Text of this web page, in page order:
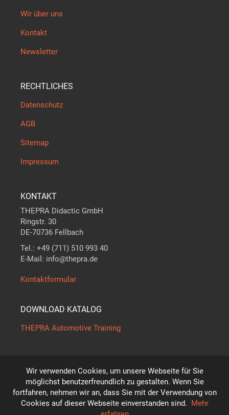
Wir verwenden Cookies, um unsere Webseite für Sie
möglichst benutzerfreundlich zu gestalten. Wenn Sie
fortfahren, nehmen wir an, dass Sie mit der Verwendung von
Cookies auf dieser Webseite einverstanden sind. Mehr
Wir über uns
Kontakt
Newsletter
RECHTLICHES
Datenschutz
AGB
Sitemap
Impressum
KONTAKT
THEPRA Didactic GmbH
Ringstr. 30
DE-70736 Fellbach
Tel.: +49 (711) 510 993 40
E-Mail: info@thepra.de
Kontaktformular
DOWNLOAD KATALOG
THEPRA Automotive Training
Der Maßstab inTHEORIE +PRAXIS
Technische Änderungen vorbehalten!
© THEPRA Didactic GmbH